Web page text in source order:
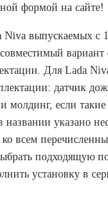
формой на сайте!
Niva выпускаемых с
Для Lada
датчик
молдинг, если
указано
ко всем
подходящую
установку в